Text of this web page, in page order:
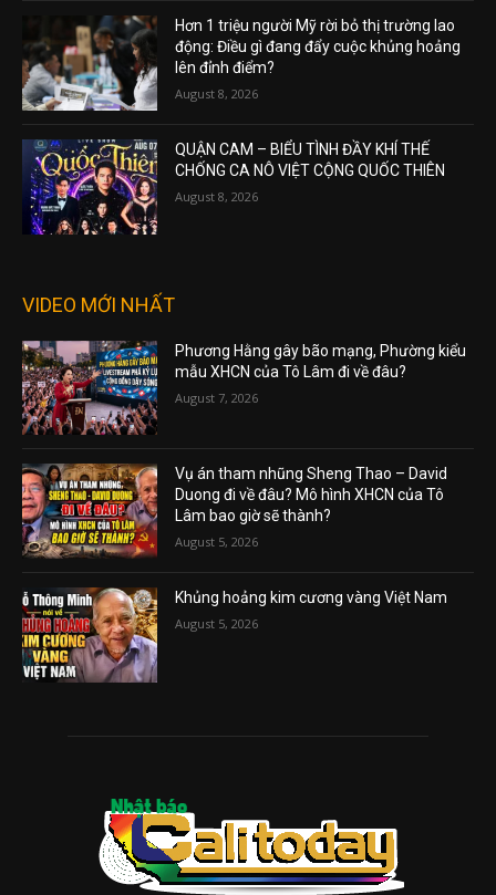
Hơn 1 triệu người Mỹ rời bỏ thị trường lao
động: Điều gì đang đẩy cuộc khủng hoảng
lên đỉnh điểm?
August 8, 2026
QUẬN CAM – BIỂU TÌNH ĐẦY KHÍ THẾ
CHỐNG CA NÔ VIỆT CỘNG QUỐC THIÊN
August 8, 2026
VIDEO MỚI NHẤT
Phương Hằng gây bão mạng, Phường kiểu
mẫu XHCN của Tô Lâm đi về đâu?
August 7, 2026
Vụ án tham nhũng Sheng Thao – David
Duong đi về đâu? Mô hình XHCN của Tô
Lâm bao giờ sẽ thành?
August 5, 2026
Khủng hoảng kim cương vàng Việt Nam
August 5, 2026